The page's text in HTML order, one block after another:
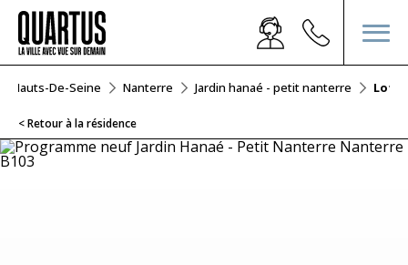
Hauts-De-Seine Nanterre Jardin hanaé - petit nanterre Lot
< Retour à la résidence